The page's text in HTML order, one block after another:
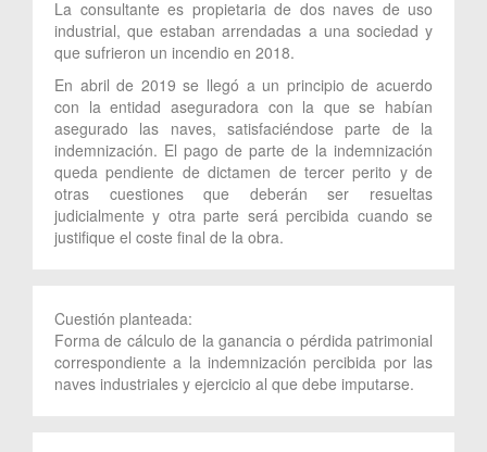
La consultante es propietaria de dos naves de uso
industrial, que estaban arrendadas a una sociedad y
que sufrieron un incendio en 2018.
En abril de 2019 se llegó a un principio de acuerdo
con la entidad aseguradora con la que se habían
asegurado las naves, satisfaciéndose parte de la
indemnización. El pago de parte de la indemnización
queda pendiente de dictamen de tercer perito y de
otras cuestiones que deberán ser resueltas
judicialmente y otra parte será percibida cuando se
justifique el coste final de la obra.
Cuestión planteada:
Forma de cálculo de la ganancia o pérdida patrimonial
correspondiente a la indemnización percibida por las
naves industriales y ejercicio al que debe imputarse.